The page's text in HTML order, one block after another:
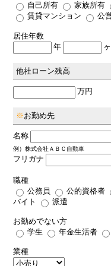
自己所有
家族所有
賃貸マンション
公
居住年数
年
他社ローン残高
万円
※ お勤め先
名称
例）株式会社ＡＢＣ自動車
フリガナ
職種
公務員
公的資格者
バイト
派遣
お勤めでない方
学生
年金生活者
業種